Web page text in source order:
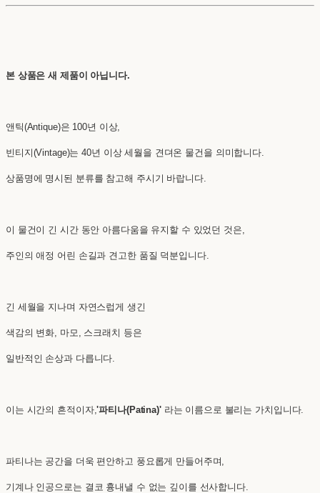
본 상품은 새 제품이 아닙니다.
앤틱(Antique)은 100년 이상,
빈티지(Vintage)는 40년 이상 세월을 견뎌온 물건을 의미합니다.
상품명에 명시된 분류를 참고해 주시기 바랍니다.
이 물건이 긴 시간 동안 아름다움을 유지할 수 있었던 것은,
주인의 애정 어린 손길과 견고한 품질 덕분입니다.
긴 세월을 지나며 자연스럽게 생긴
색감의 변화, 마모, 스크래치 등은
일반적인 손상과 다릅니다.
이는 시간의 흔적이자,'파티나(Patina)'라는 이름으로 불리는 가치입니다.
파티나는 공간을 더욱 편안하고 풍요롭게 만들어주며,
기계나 인공으로는 결코 흉내낼 수 없는 깊이를 선사합니다.